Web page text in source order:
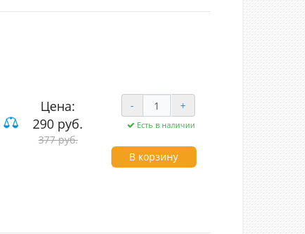
Цена:
290 руб.
377 руб.
- +
Есть в наличии
В корзину